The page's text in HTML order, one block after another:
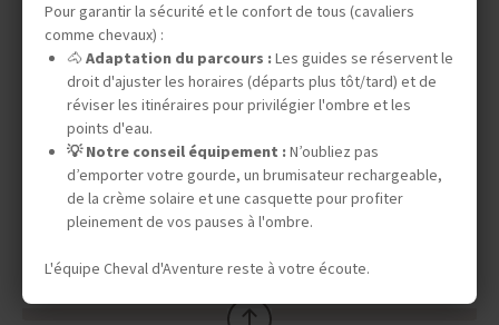
INFOS ÉQUESTRES
INFOS PRATIQUES
Pour garantir la sécurité et le confort de tous (cavaliers
comme chevaux) :
🐴 Adaptation du parcours :Les guides se réservent le
droit d'ajuster les horaires (départs plus tôt/tard) et de
réviser les itinéraires pour privilégier l'ombre et les
points d'eau.
💡 Notre conseil équipement :N’oubliez pas
d’emporter votre gourde, un brumisateur rechargeable,
de la crème solaire et une casquette pour profiter
pleinement de vos pauses à l'ombre.
L'équipe Cheval d'Aventure reste à votre écoute.